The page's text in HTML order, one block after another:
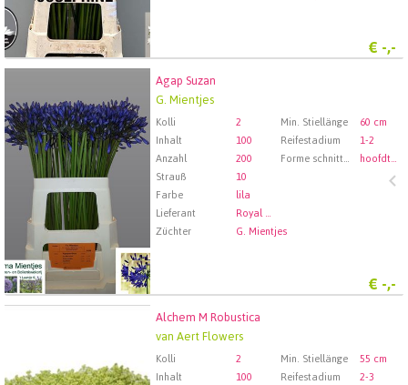
€ -,-
Agap Suzan
G. Mientjes
Kolli 2 Min. Stiellänge
60 cm
Inhalt
100 Reifestadium
1-2
Anzahl
200 Forme schnittblumen
hoofdtak
Strauß
10
Farbe
lila
Lieferant
Royal FloraHolland Aalsmeer
Züchter
G. Mientjes
€ -,-
Wählen Sie zuerst ein Abfartdatum.
Alchem M Robustica
van Aert Flowers
Kolli 2 Min. Stiellänge
55 cm
Inhalt
100 Reifestadium
2-3
Wählen Sie zuerst ein Abfartdatum.